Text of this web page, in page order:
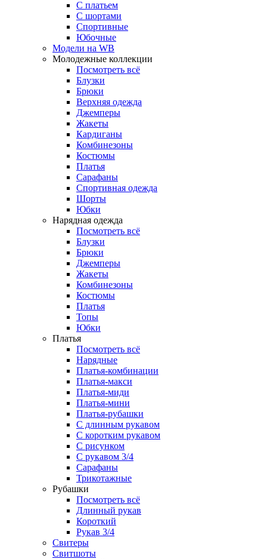
С платьем
С шортами
Спортивные
Юбочные
Модели на WB
Молодежные коллекции
Посмотреть всё
Блузки
Брюки
Верхняя одежда
Джемперы
Жакеты
Кардиганы
Комбинезоны
Костюмы
Платья
Сарафаны
Спортивная одежда
Шорты
Юбки
Нарядная одежда
Посмотреть всё
Блузки
Брюки
Джемперы
Жакеты
Комбинезоны
Костюмы
Платья
Топы
Юбки
Платья
Посмотреть всё
Нарядные
Платья-комбинации
Платья-макси
Платья-миди
Платья-мини
Платья-рубашки
С длинным рукавом
С коротким рукавом
С рисунком
С рукавом 3/4
Сарафаны
Трикотажные
Рубашки
Посмотреть всё
Длинный рукав
Короткий
Рукав 3/4
Свитеры
Свитшоты